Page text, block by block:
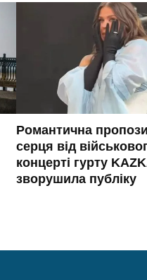
Романтична
серця від
концерті гурту
зворушила публіку